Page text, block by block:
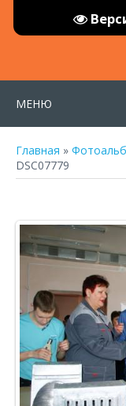
МЕНЮ
Главная »
DSC07779